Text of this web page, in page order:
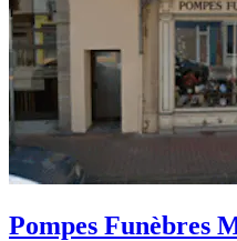
Pompes Funèbres